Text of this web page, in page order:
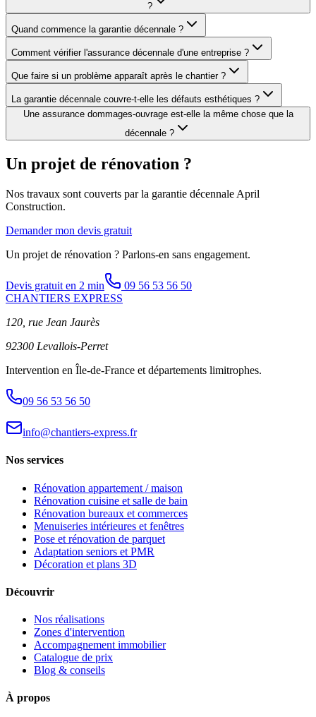
?
Quand commence la garantie décennale ?
Comment vérifier l'assurance décennale d'une entreprise ?
Que faire si un problème apparaît après le chantier ?
La garantie décennale couvre-t-elle les défauts esthétiques ?
Une assurance dommages-ouvrage est-elle la même chose que la
décennale ?
Un projet de rénovation ?
Nos travaux sont couverts par la garantie décennale April
Construction.
Demander mon devis gratuit
Un projet de rénovation ? Parlons-en sans engagement.
Devis gratuit en 2 min
09 56 53 56 50
CHANTIERS EXPRESS
120, rue Jean Jaurès
92300 Levallois-Perret
Intervention en Île-de-France et départements limitrophes.
09 56 53 56 50
info@chantiers-express.fr
Nos services
Rénovation appartement / maison
Rénovation cuisine et salle de bain
Rénovation bureaux et commerces
Menuiseries intérieures et fenêtres
Pose et rénovation de parquet
Adaptation seniors et PMR
Décoration et plans 3D
Découvrir
Nos réalisations
Zones d'intervention
Accompagnement immobilier
Catalogue de prix
Blog & conseils
À propos